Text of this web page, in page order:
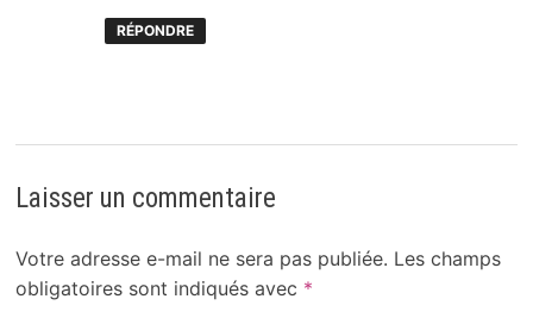
RÉPONDRE
Laisser un commentaire
Votre adresse e-mail ne sera pas publiée. Les champs
obligatoires sont indiqués avec *